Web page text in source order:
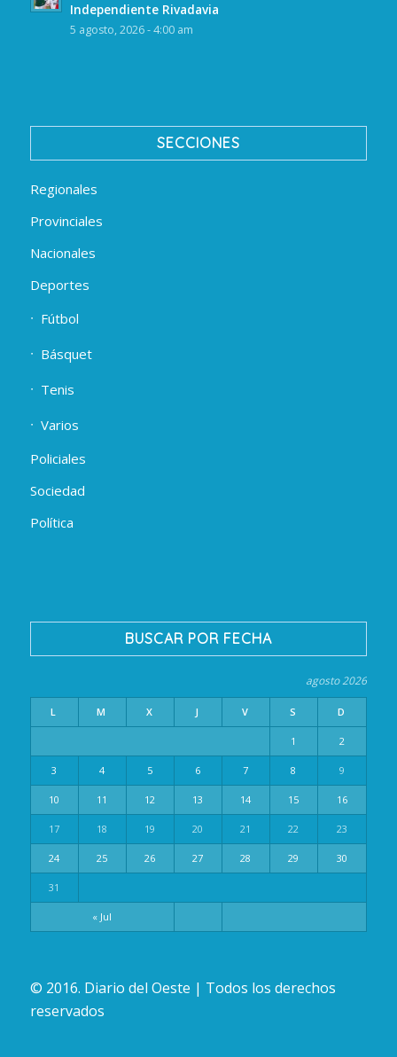
Independiente Rivadavia
5 agosto, 2026 - 4:00 am
SECCIONES
Regionales
Provinciales
Nacionales
Deportes
Fútbol
Básquet
Tenis
Varios
Policiales
Sociedad
Política
BUSCAR POR FECHA
agosto 2026
L M X J V S D
« Jul
1 2
3 4 5 6 7 8 9
10 11 12 13 14 15 16
17 18 19 20 21 22 23
24 25 26 27 28 29 30
31
© 2016. Diario del Oeste | Todos los derechos
reservados